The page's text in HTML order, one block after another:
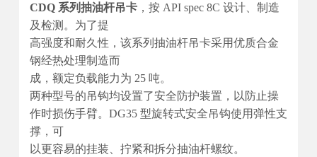
CDQ 系列抽油杆吊卡，按 API spec 8C 设计、制造
及检测。为了提
高强度和耐久性，该系列抽油杆吊卡采用优质合金
钢经热处理制造而
成，额定负载能力为 25 吨。
两种型号的吊钩均设置了安全防护装置，以防止操
作时损伤手臂。DG35 型旋转式安全吊钩使用弹性支
撑，可
以更容易的挂装、拧紧和拆分抽油杆螺纹。